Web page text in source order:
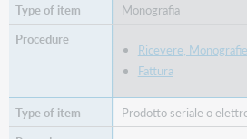
Selezionare
budget
Monografia
Ricevere, Monografie
Fattura
Prodotto seriale o